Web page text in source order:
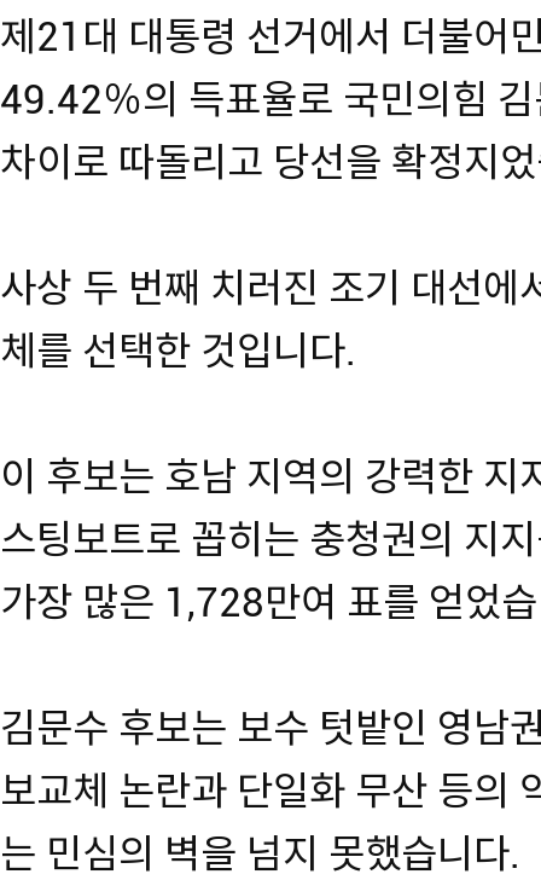
제21대 대통령 선거에서 더불어
49.42％의 득표율로 국민의힘
차이로 따돌리고 당선을 확정지
사상 두 번째 치러진 조기 대선에
체를 선택한 것입니다.
이 후보는 호남 지역의 강력한 지
스팅보트로 꼽히는 충청권의 지
가장 많은 1,728만여 표를 얻었
김문수 후보는 보수 텃밭인 영남
보교체 논란과 단일화 무산 등의
는 민심의 벽을 넘지 못했습니다.